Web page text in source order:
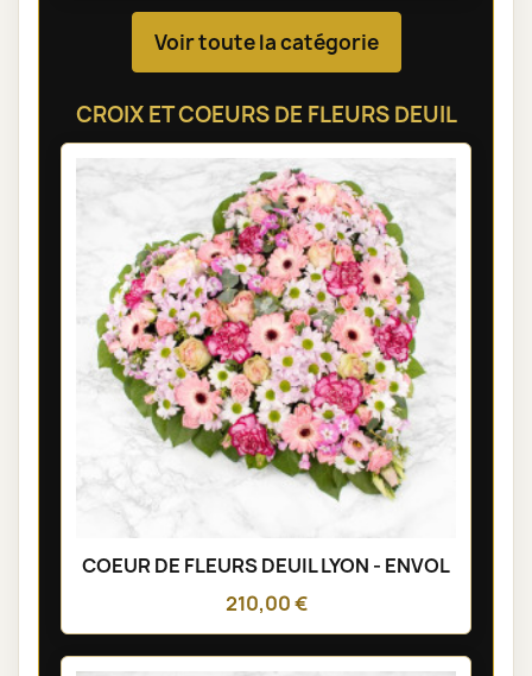
Voir toute la catégorie
CROIX ET COEURS DE FLEURS DEUIL
COEUR DE FLEURS DEUIL LYON - ENVOL
210,00 €